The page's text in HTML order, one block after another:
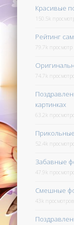
Красивые
150.5k
Рейтинг
79.7k просмотр
74.7k
картинках
63.2k
52.4k
Забавные
47.9k
Смешные
43k просмотров